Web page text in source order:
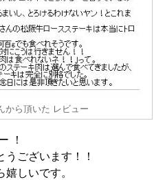
から頂いた レビュー
！
ございます！！
しいです。